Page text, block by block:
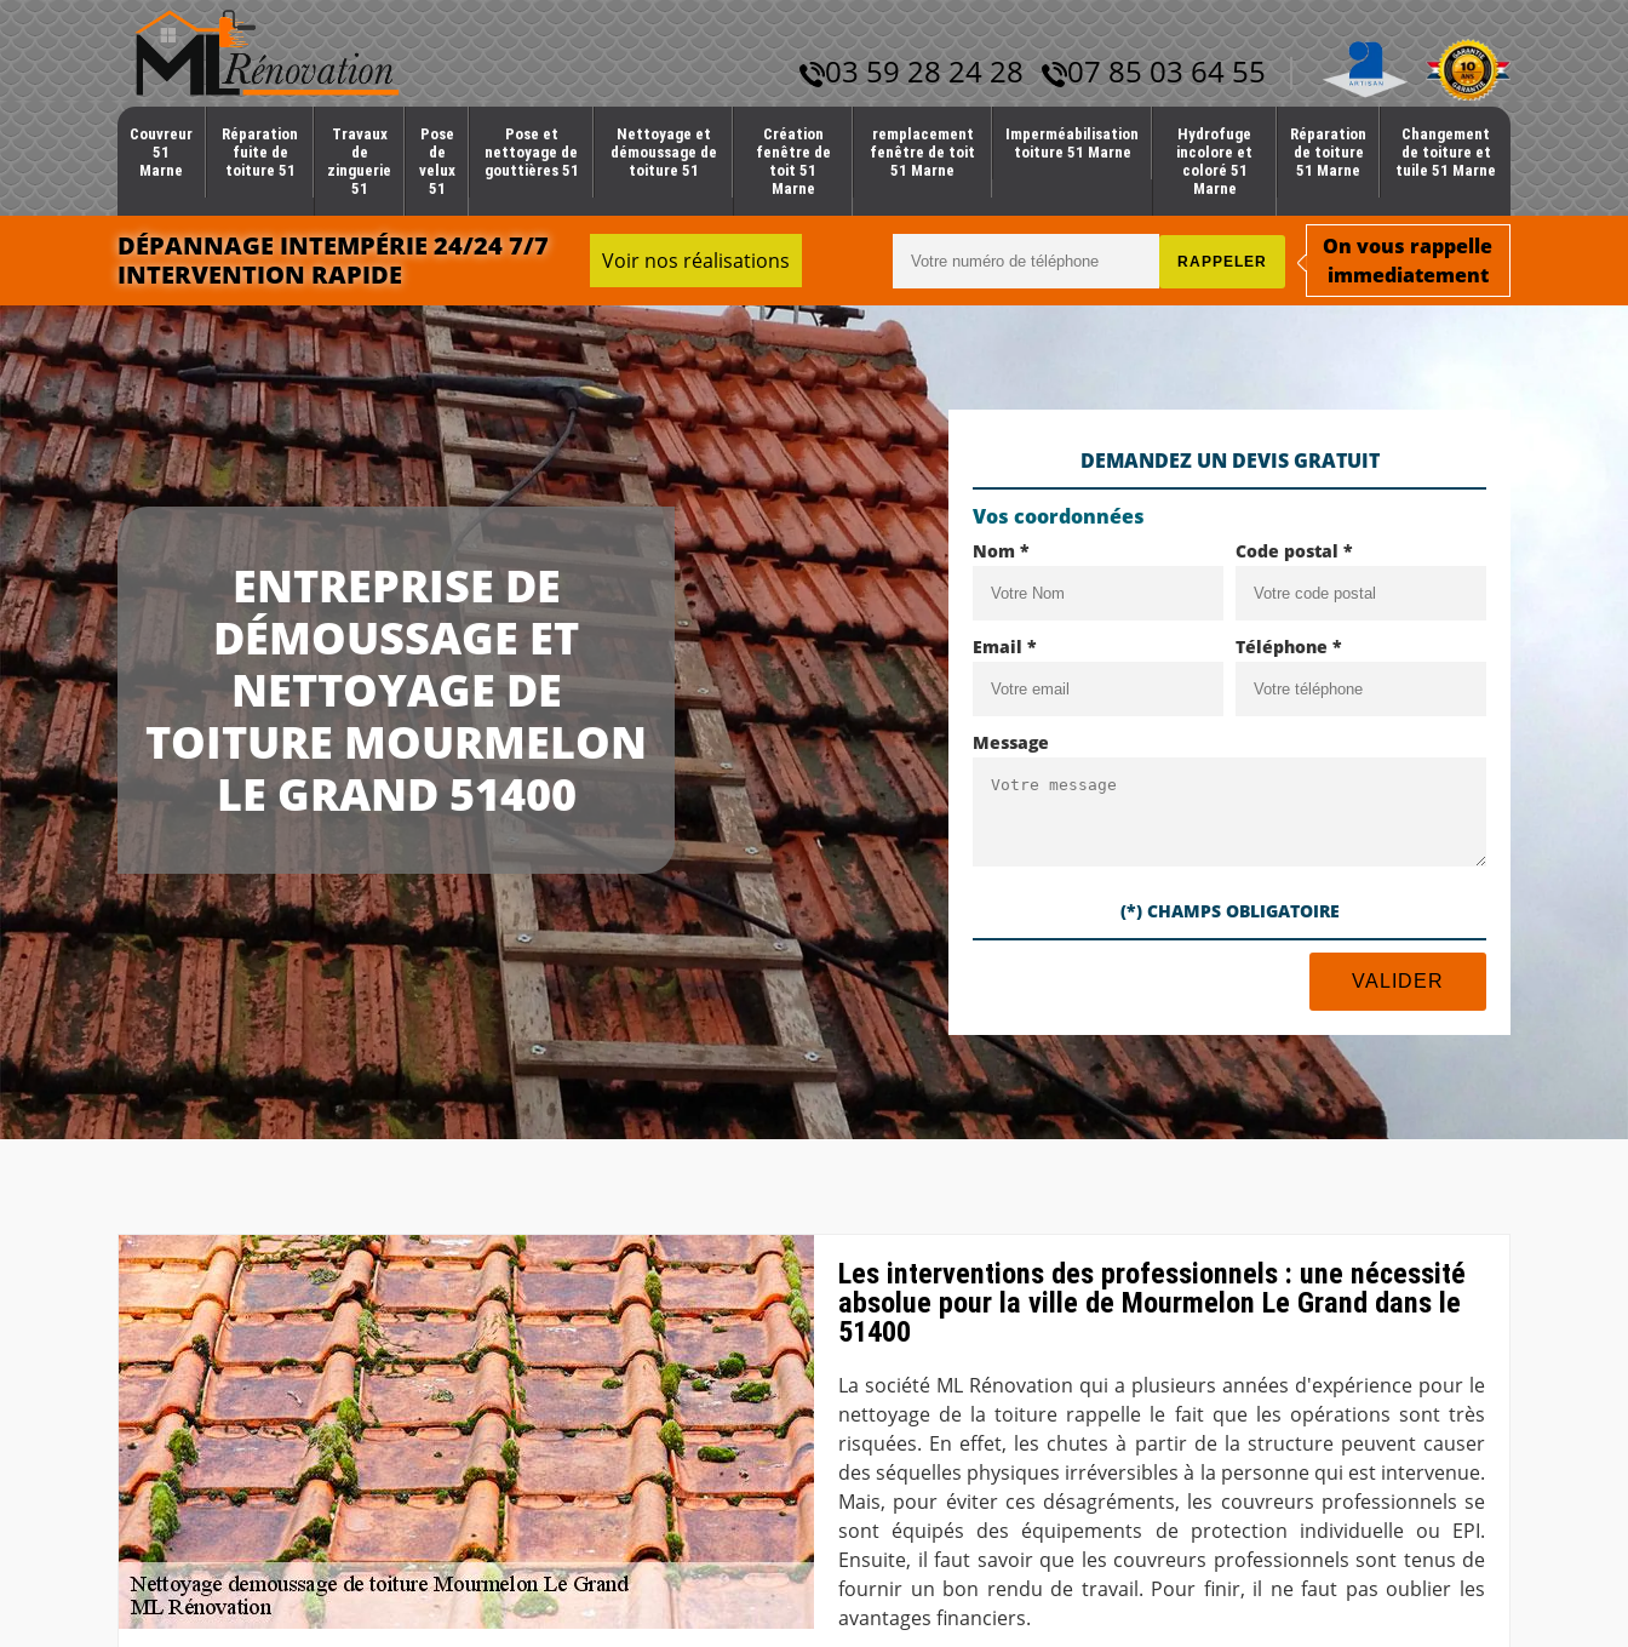
03 59 28 24 28 07 85 03 64 55
Couvreur
51
Marne
Réparation
fuite de
toiture 51
Travaux
de
zinguerie
51
Pose
de
velux
51
Pose et
nettoyage de
gouttières 51
Nettoyage et
démoussage de
toiture 51
Création
fenêtre de
toit 51
Marne
remplacement
fenêtre de toit
51 Marne
Imperméabilisation
toiture 51 Marne
Hydrofuge
incolore et
coloré 51
Marne
Réparation
de toiture
51 Marne
Changement
de toiture et
tuile 51 Marne
DÉPANNAGE INTEMPÉRIE 24/24 7/7
INTERVENTION RAPIDE
Voir nos réalisations
On vous rappelle
immediatement
ENTREPRISE DE
DÉMOUSSAGE ET
NETTOYAGE DE
TOITURE MOURMELON
LE GRAND 51400
DEMANDEZ UN DEVIS GRATUIT
Vos coordonnées
Nom * Code postal *
Email * Téléphone *
Message
(*) CHAMPS OBLIGATOIRE
Les interventions des professionnels : une nécessité
absolue pour la ville de Mourmelon Le Grand dans le
51400
La société ML Rénovation qui a plusieurs années d'expérience pour le
nettoyage de la toiture rappelle le fait que les opérations sont très
risquées. En effet, les chutes à partir de la structure peuvent causer
des séquelles physiques irréversibles à la personne qui est intervenue.
Mais, pour éviter ces désagréments, les couvreurs professionnels se
sont équipés des équipements de protection individuelle ou EPI.
Ensuite, il faut savoir que les couvreurs professionnels sont tenus de
fournir un bon rendu de travail. Pour finir, il ne faut pas oublier les
avantages financiers.